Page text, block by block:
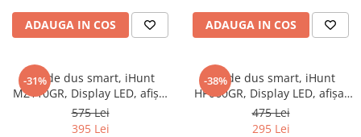
ADAUGA IN COS ADAUGA IN COS
-31%
Set de dus smart, iHunt
MZ110GR, Display LED, afișaj
digital, 4 moduri de curgere,
ajustabil
575 Lei
395 Lei
-38%
Set de dus smart, iHunt
HP060GR, Display LED, afișaj
digital, 4 moduri de curgere,
ajustabil
475 Lei
295 Lei